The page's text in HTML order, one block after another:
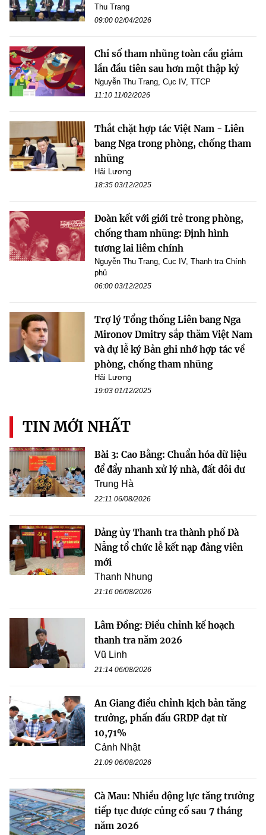
Thu Trang
09:00 02/04/2026
Chỉ số tham nhũng toàn cầu giảm
lần đầu tiên sau hơn một thập kỷ
Nguyễn Thu Trang, Cục IV, TTCP
11:10 11/02/2026
Thắt chặt hợp tác Việt Nam - Liên
bang Nga trong phòng, chống tham
nhũng
Hải Lương
18:35 03/12/2025
Đoàn kết với giới trẻ trong phòng,
chống tham nhũng: Định hình
tương lai liêm chính
Nguyễn Thu Trang, Cục IV, Thanh tra Chính
phủ
06:00 03/12/2025
Trợ lý Tổng thống Liên bang Nga
Mironov Dmitry sắp thăm Việt Nam
và dự lễ ký Bản ghi nhớ hợp tác về
phòng, chống tham nhũng
Hải Lương
19:03 01/12/2025
TIN MỚI NHẤT
Bài 3: Cao Bằng: Chuẩn hóa dữ liệu
để đẩy nhanh xử lý nhà, đất dôi dư
Trung Hà
22:11 06/08/2026
Đảng ủy Thanh tra thành phố Đà
Nẵng tổ chức lễ kết nạp đảng viên
mới
Thanh Nhung
21:16 06/08/2026
Lâm Đồng: Điều chỉnh kế hoạch
thanh tra năm 2026
Vũ Linh
21:14 06/08/2026
An Giang điều chỉnh kịch bản tăng
trưởng, phấn đấu GRDP đạt từ
10,71%
Cảnh Nhật
21:09 06/08/2026
Cà Mau: Nhiều động lực tăng trưởng
tiếp tục được củng cố sau 7 tháng
năm 2026